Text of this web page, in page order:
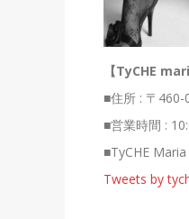
【TyCHE
■住所 : 〒460-
■営業時間 :
■TyCHE
Tweets by